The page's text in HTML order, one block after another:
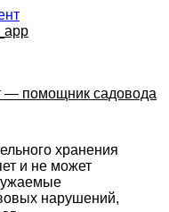
— помощник садовода
хранения
и не может
нарушений,